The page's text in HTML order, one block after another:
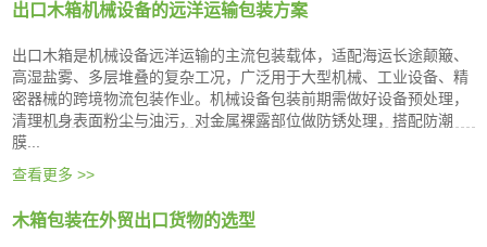
出口木箱机械设备的远洋运输包装方案
出口木箱是机械设备远洋运输的主流包装载体，适配海运长途颠簸、
高湿盐雾、多层堆叠的复杂工况，广泛用于大型机械、工业设备、精
密器械的跨境物流包装作业。机械设备包装前期需做好设备预处理，
清理机身表面粉尘与油污，对金属裸露部位做防锈处理，搭配防潮
膜...
查看更多 >>
木箱包装在外贸出口货物的选型